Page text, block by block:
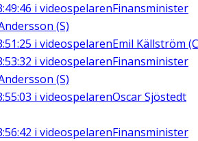
i videospelarenFinansminister
(S)
i videospelarenEmil Källström
i videospelarenFinansminister
(S)
i videospelarenOscar Sjöstedt
i videospelarenFinansminister